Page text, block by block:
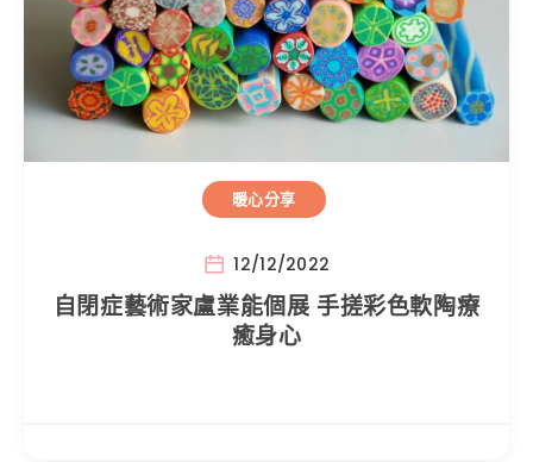
暖心分享
12/12/2022
自閉症藝術家盧業能個展 手搓彩色軟陶療
癒身心